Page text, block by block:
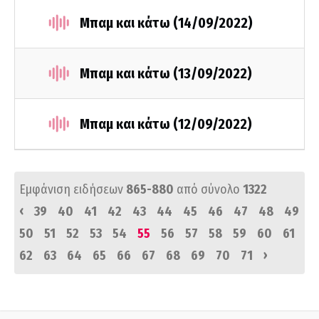
Μπαμ και κάτω (14/09/2022)
Μπαμ και κάτω (13/09/2022)
Μπαμ και κάτω (12/09/2022)
Εμφάνιση ειδήσεων 865-880 από σύνολο 1322
‹
39 40 41 42 43 44 45 46 47 48
49
50
51 52 53 54 55 56 57 58 59 60
61
62
63 64 65 66 67 68 69 70 71 ›